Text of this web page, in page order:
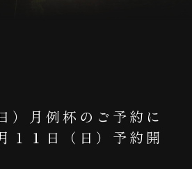
）月例杯のご予約に
１日（日）予約開